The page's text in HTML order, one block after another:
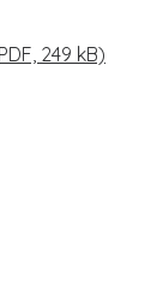
249 kB)